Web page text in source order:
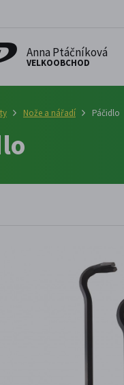
Anna Ptáčníková
VELKOOBCHOD
Nože a nářadí Páčidlo